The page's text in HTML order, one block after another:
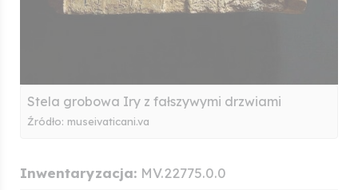
Stela grobowa Iry z fałszywymi drzwiami
Źródło: museivaticani.va
Inwentaryzacja: MV.22775.0.0